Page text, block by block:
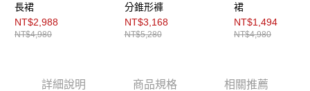
長裙
NT$2,988
NT$4,980
分錐形褲
NT$3,168
NT$5,280
裙
NT$1,494
NT$4,980
詳細說明 商品規格 相關推薦